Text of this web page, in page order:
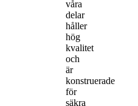
våra
delar
håller
hög
kvalitet
och
är
konstruerade
för
säkra